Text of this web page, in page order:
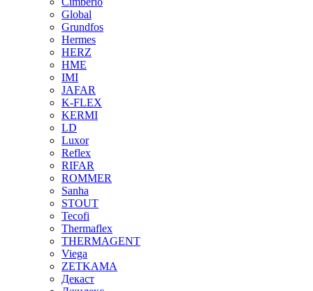
Global
Grundfos
Hermes
HERZ
HME
IMI
JAFAR
K-FLEX
KERMI
LD
Luxor
Reflex
RIFAR
ROMMER
Sanha
STOUT
Tecofi
Thermaflex
THERMAGENT
Viega
ZETKAMA
Декаст